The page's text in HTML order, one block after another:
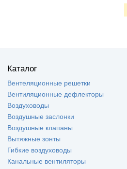
Каталог
Вентеляционные решетки
Вентиляционные дефлекторы
Воздуховоды
Воздушные заслонки
Воздушные клапаны
Вытяжные зонты
Гибкие воздуховоды
Канальные вентиляторы